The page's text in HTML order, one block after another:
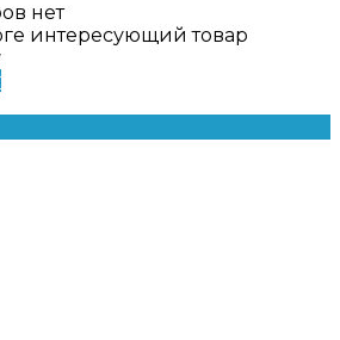
нет
интересующий товар